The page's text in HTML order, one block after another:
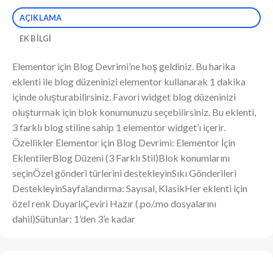
AÇIKLAMA
EK BILGI
Elementor için Blog Devrimi’ne hoş geldiniz. Bu harika
eklenti ile blog düzeninizi elementor kullanarak 1 dakika
içinde oluşturabilirsiniz. Favori widget blog düzeninizi
oluşturmak için blok konumunuzu seçebilirsiniz. Bu eklenti,
3 farklı blog stiline sahip 1 elementor widget’ı içerir.
Özellikler Elementor için Blog Devrimi: Elementor İçin
EklentilerBlog Düzeni (3 Farklı Stil)Blok konumlarını
seçinÖzel gönderi türlerini destekleyinSıkı Gönderileri
DestekleyinSayfalandırma: Sayısal, KlasikHer eklenti için
özel renk DuyarlıÇeviri Hazır (.po/.mo dosyalarını
dahil)Sütunlar: 1’den 3’e kadar